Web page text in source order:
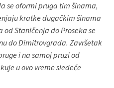
se oformi pruga tim šinama,
kratke dugačkim šinama
od Staničenja do Proseka se
do Dimitrovgrada. Završetak
i na samoj pruzi od
u ovo vreme sledeće